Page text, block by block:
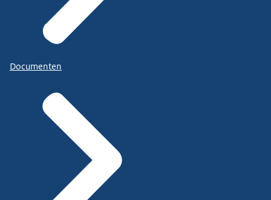
Documenten